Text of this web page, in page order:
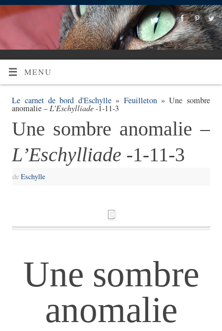
MENU
Le carnet de bord d'Eschylle» Feuilleton» Une sombre
anomalie –L’Eschylliade-1-11-3
Une sombre anomalie –
L’Eschylliade -1-11-3
deEschylle
Une sombre
anomalie